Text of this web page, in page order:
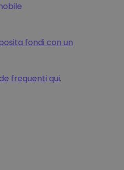
fondi con un
frequenti qui.